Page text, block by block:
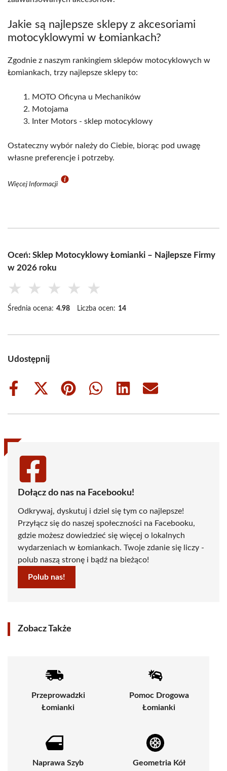
Jakie są najlepsze sklepy z akcesoriami
motocyklowymi w Łomiankach?
Zgodnie z naszym rankingiem sklepów motocyklowych w
Łomiankach, trzy najlepsze sklepy to:
MOTO Oficyna u Mechaników
Motojama
Inter Motors - sklep motocyklowy
Ostateczny wybór należy do Ciebie, biorąc pod uwagę
własne preferencje i potrzeby.
Więcej Informacji
Oceń: Sklep Motocyklowy Łomianki – Najlepsze Firmy
w 2026 roku
★ ★ ★ ★ ★
Średnia ocena: 4.98 Liczba ocen: 14
Udostępnij
Share
Share
(Twitter)
Share
Share
Share
Share
Dołącz do nas na Facebooku!
Odkrywaj, dyskutuj i dziel się tym co najlepsze!
Przyłącz się do naszej społeczności na Facebooku,
gdzie możesz dowiedzieć się więcej o lokalnych
wydarzeniach w Łomiankach. Twoje zdanie się liczy -
polub naszą stronę i bądź na bieżąco!
Polub nas!
Zobacz Także
Przeprowadzki
Łomianki
Pomoc Drogowa
Łomianki
Naprawa Szyb Geometria Kół